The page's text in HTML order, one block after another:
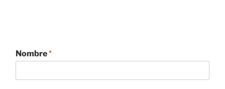
Nombre*